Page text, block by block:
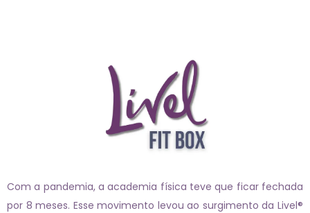
Com a pandemia, a academia física teve que ficar fechada
por 8 meses. Esse movimento levou ao surgimento da Livel®